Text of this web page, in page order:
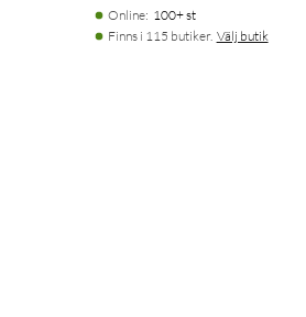
Online: 100+ st
Finns i 115 butiker. Välj butik